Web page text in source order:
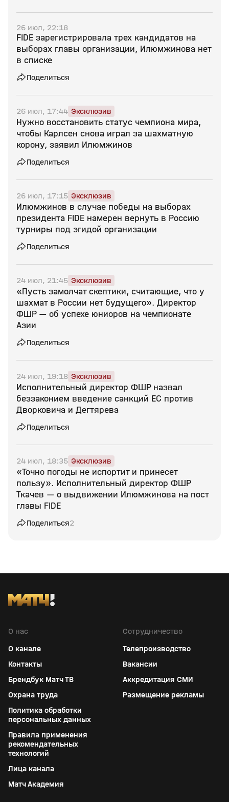
26 июл, 22:18
FIDE зарегистрировала трех кандидатов на
выборах главы организации, Илюмжинова нет
в списке
Поделиться
26 июл, 17:44 Эксклюзив
Нужно восстановить статус чемпиона мира,
чтобы Карлсен снова играл за шахматную
корону, заявил Илюмжинов
Поделиться
26 июл, 17:15 Эксклюзив
Илюмжинов в случае победы на выборах
президента FIDE намерен вернуть в Россию
турниры под эгидой организации
Поделиться
24 июл, 21:45 Эксклюзив
«Пусть замолчат скептики, считающие, что у
шахмат в России нет будущего». Директор
ФШР — об успехе юниоров на чемпионате
Азии
Поделиться
24 июл, 19:18 Эксклюзив
Исполнительный директор ФШР назвал
беззаконием введение санкций ЕС против
Дворковича и Дегтярева
Поделиться
24 июл, 18:35 Эксклюзив
«Точно погоды не испортит и принесет
пользу». Исполнительный директор ФШР
Ткачев — о выдвижении Илюмжинова на пост
главы FIDE
Поделиться2
О нас
О канале
Контакты
Брендбук Матч ТВ
Охрана труда
Политика обработки
персональных данных
Правила применения
рекомендательных
технологий
Лица канала
Матч Академия
Сотрудничество
Телепроизводство
Вакансии
Аккредитация СМИ
Размещение рекламы